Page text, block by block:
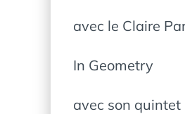
avec le Claire
In Geometry
avec son quintet